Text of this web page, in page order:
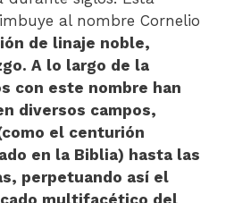
al nombre Cornelio
de linaje noble,
A lo largo de la
con este nombre han
diversos campos,
el centurión
en la Biblia) hasta las
perpetuando así el
multifacético del